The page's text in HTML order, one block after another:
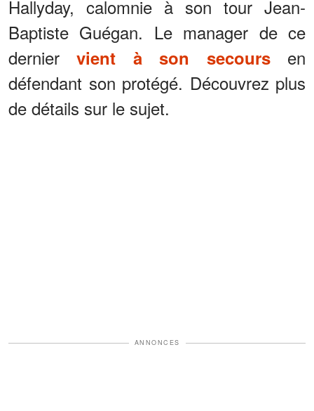
Hallyday, calomnie à son tour Jean-
Baptiste Guégan. Le manager de ce
derniervient à son secoursen
défendant son protégé. Découvrez plus
de détails sur le sujet.
ANNONCES